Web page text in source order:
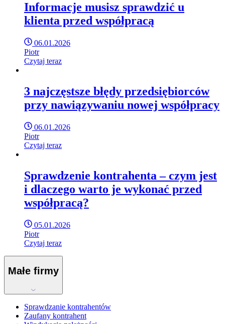
Informacje musisz sprawdzić u
klienta przed współpracą
06.01.2026
Piotr
Czytaj teraz
3 najczęstsze błędy przedsiębiorców
przy nawiązywaniu nowej współpracy
06.01.2026
Piotr
Czytaj teraz
Sprawdzenie kontrahenta – czym jest
i dlaczego warto je wykonać przed
współpracą?
05.01.2026
Piotr
Czytaj teraz
Małe firmy
Sprawdzanie kontrahentów
Zaufany kontrahent